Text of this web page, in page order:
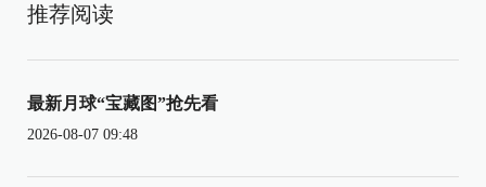
推荐阅读
最新月球“宝藏图”抢先看
2026-08-07 09:48